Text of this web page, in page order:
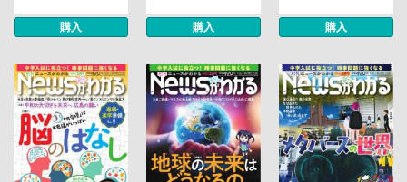
購入 購入 購入